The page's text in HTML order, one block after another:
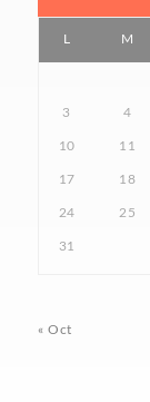
L M
3 4
10 11
17 18
24 25
31
« Oct